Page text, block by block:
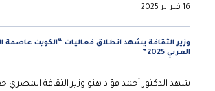
16 فبراير 2025
وزير الثقافة يشهد انطلاق فعاليات “الكويت عاصمة
العربي 2025”
شهد الدكتور أحمد فؤاد هنو وزير الثقافة